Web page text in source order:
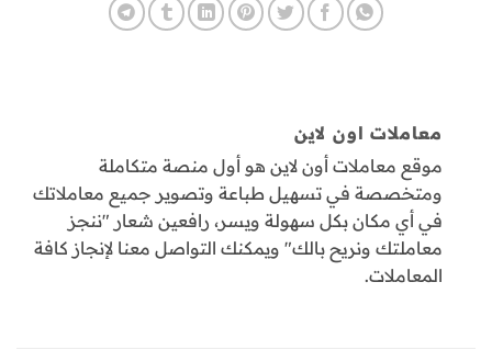
معاملات اون لاين
موقع معاملات أون لاين هو أول منصة متكاملة
ومتخصصة في تسهيل طباعة وتصوير جميع معاملاتك
في أي مكان بكل سهولة ويسر، رافعين شعار "ننجز
معاملتك ونريح بالك" ويمكنك التواصل معنا لإنجاز كافة
المعاملات.